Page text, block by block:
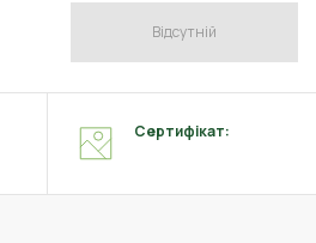
Відсутній
Сертифікат: